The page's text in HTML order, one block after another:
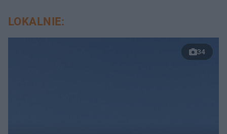
LOKALNIE:
34